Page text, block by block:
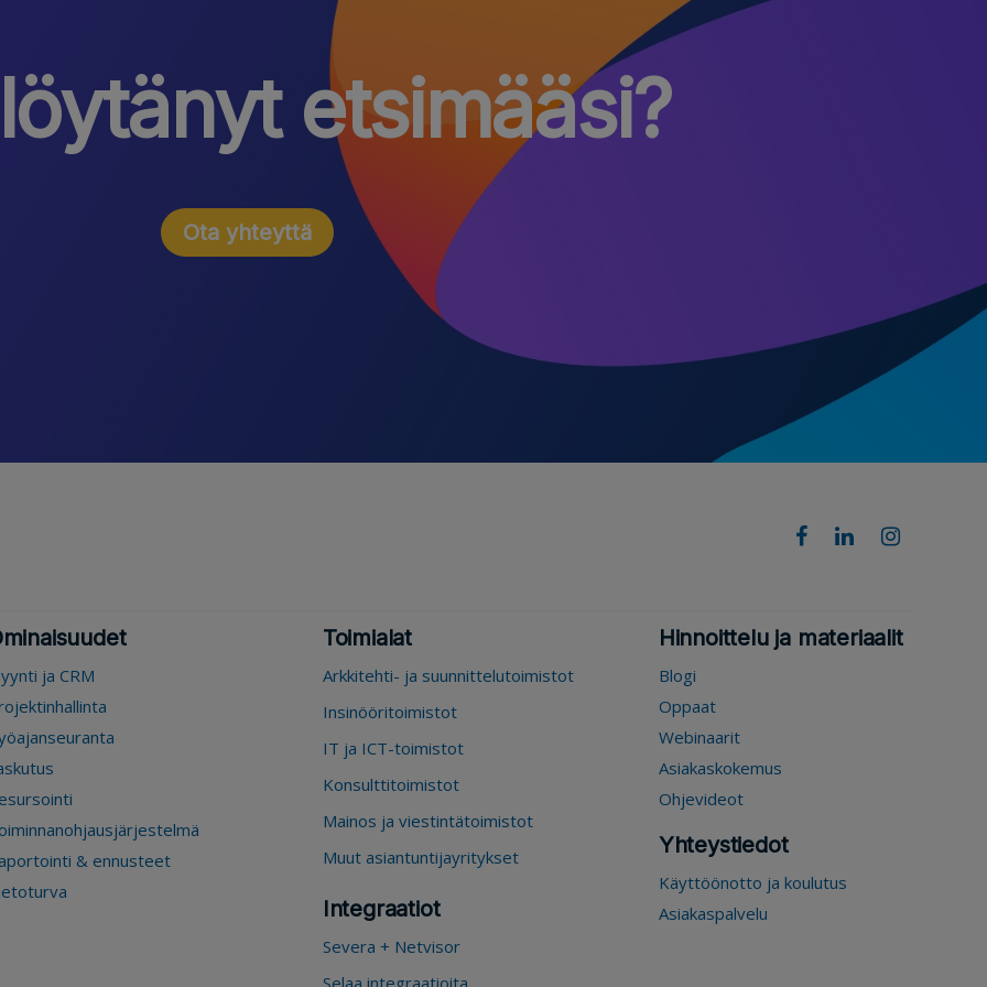
etsimääsi?
Ota yhteyttä
ja CRM
& ennusteet
Toimialat
Arkkitehti- ja suunnittelutoimistot
Insinööritoimistot
IT ja ICT-toimistot
Konsulttitoimistot
Mainos ja viestintätoimistot
Muut asiantuntijayritykset
Integraatiot
Severa + Netvisor
Selaa integraatioita
Hinnoittelu ja materiaalit
Blogi
Oppaat
Webinaarit
Asiakaskokemus
Ohjevideot
Yhteystiedot
Käyttöönotto ja koulutus
Asiakaspalvelu